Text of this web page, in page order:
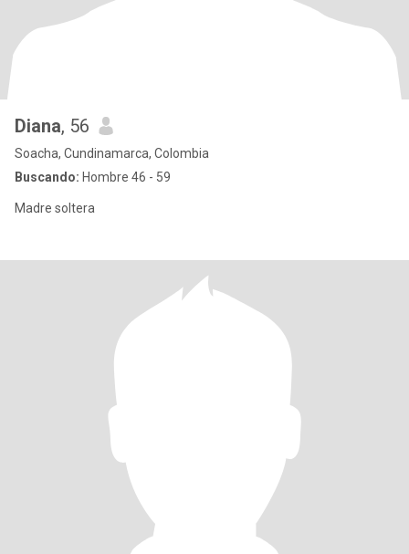
Diana, 56
Soacha, Cundinamarca, Colombia
Buscando: Hombre 46 - 59
Madre soltera